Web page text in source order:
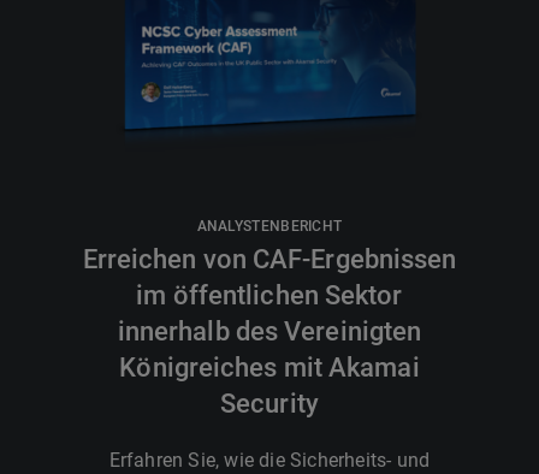
ANALYSTENBERICHT
Erreichen von CAF-Ergebnissen
im öffentlichen Sektor
innerhalb des Vereinigten
Königreiches mit Akamai
Security
Erfahren Sie, wie die Sicherheits- und